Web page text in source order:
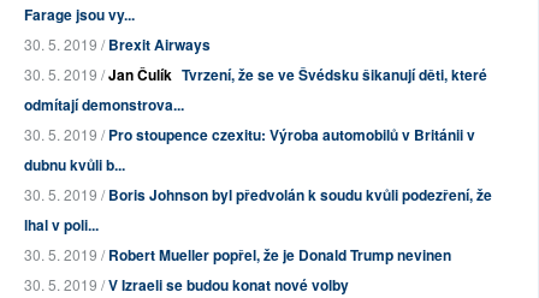
Farage jsou vy...
30. 5. 2019 /Brexit Airways
30. 5. 2019 /Jan Čulík Tvrzení, že se ve Švédsku šikanují děti, které
odmítají demonstrova...
30. 5. 2019 /Pro stoupence czexitu: Výroba automobilů v Británii v
dubnu kvůli b...
30. 5. 2019 /Boris Johnson byl předvolán k soudu kvůli podezření, že
lhal v poli...
30. 5. 2019 /Robert Mueller popřel, že je Donald Trump nevinen
30. 5. 2019 /V Izraeli se budou konat nové volby